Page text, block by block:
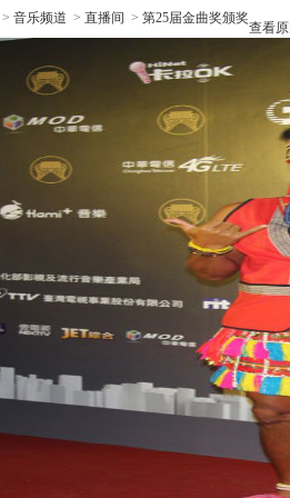
> 音乐频道 > 直播间 > 第25届金曲奖颁奖
查看